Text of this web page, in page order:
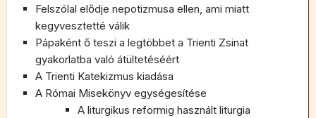
Felszólal elődje nepotizmusa ellen, ami miatt
kegyvesztetté válik
Pápaként ő teszi a legtöbbet a Trienti Zsinat
gyakorlatba való átültetéséért
A Trienti Katekizmus kiadása
A Római Misekönyv egységesítése
A liturgikus reformig használt liturgia